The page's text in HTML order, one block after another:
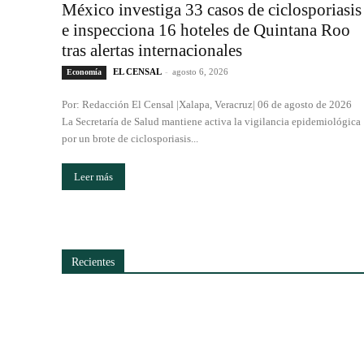
México investiga 33 casos de ciclosporiasis
e inspecciona 16 hoteles de Quintana Roo
tras alertas internacionales
Economía EL CENSAL - agosto 6, 2026
Por: Redacción El Censal |Xalapa, Veracruz| 06 de agosto de 2026
La Secretaría de Salud mantiene activa la vigilancia epidemiológica
por un brote de ciclosporiasis...
Leer más
Recientes